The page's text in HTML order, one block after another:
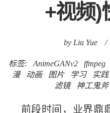
+视频)
by Liu Yue /
标签: AnimeGANv2 ffmpeg
漫
动画 图片 学习 实践
滤镜
神工鬼斧
前段时间，业界鼎